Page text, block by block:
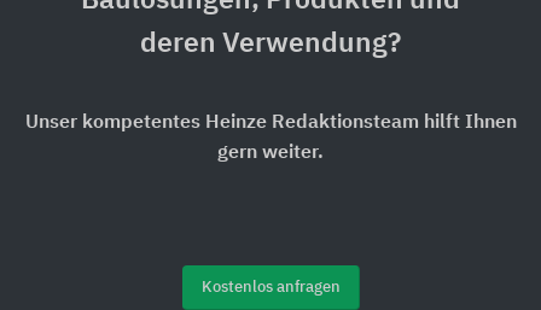
deren Verwendung?
Unser kompetentes Heinze Redaktionsteam hilft Ihnen
gern weiter.
Kostenlos anfragen